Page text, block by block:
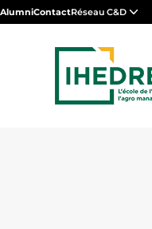
AlumniContactRéseau C&D